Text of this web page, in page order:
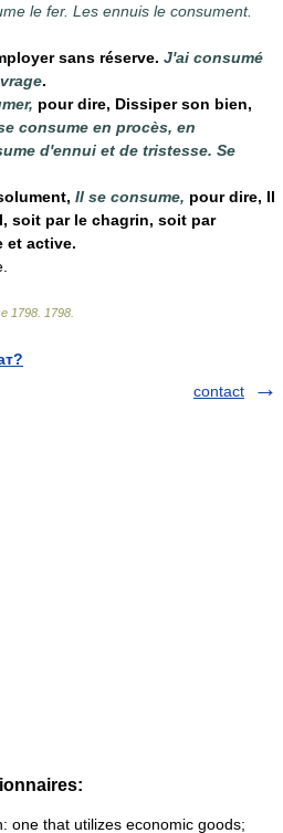
le fer. Les ennuis le consument.
sans réserve. J'ai consumé
.
pour dire, Dissiper son bien,
consume en procès, en
d'ennui et de tristesse. Se
Il se consume, pour dire, Il
soit par le chagrin, soit par
et active.
1798 1798
contact
one that utilizes economic goods;